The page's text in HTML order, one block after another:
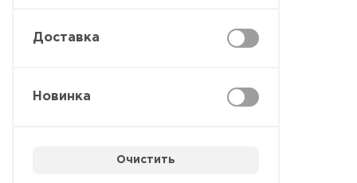
Доставка
Новинка
Очистить